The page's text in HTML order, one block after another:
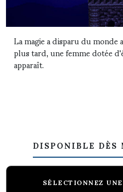
La magie a disparu du
plus tard, une femme dotée
apparaît.
DISPONIBLE
SÉLECTIONNEZ